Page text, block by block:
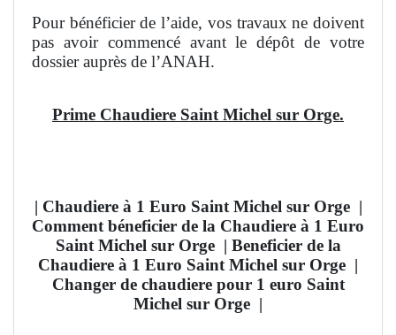
Pour bénéficier de l’aide, vos travaux ne doivent
pas avoir commencé avant le dépôt de votre
dossier auprès de l’ANAH.
Prime Chaudiere Saint Michel sur Orge.
| Chaudiere à 1 Euro Saint Michel sur Orge |
Comment béneficier de la Chaudiere à 1 Euro
Saint Michel sur Orge | Beneficier de la
Chaudiere à 1 Euro Saint Michel sur Orge |
Changer de chaudiere pour 1 euro Saint
Michel sur Orge |